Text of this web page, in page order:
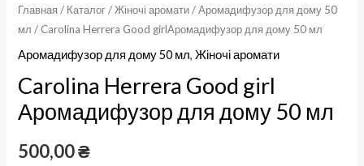
Главная / Каталог/Жіночі аромати/Аромадифузор для дому 50
мл / Carolina Herrera Good girlАромадифузор для дому 50 мл
Аромадифузор для дому 50 мл,Жіночі аромати
Carolina Herrera Good girl
Аромадифузор для дому 50 мл
500,00₴